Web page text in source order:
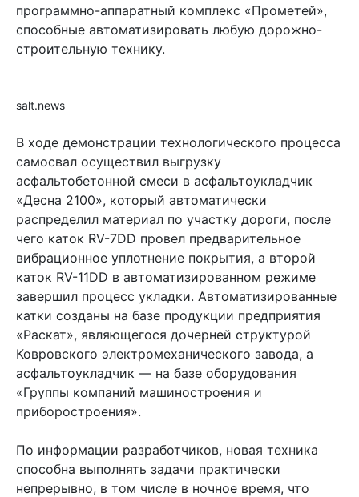
программно-аппаратный комплекс «Прометей»,
способные автоматизировать любую дорожно-
строительную технику.
salt.news
В ходе демонстрации технологического процесса
самосвал осуществил выгрузку
асфальтобетонной смеси в асфальтоукладчик
«Десна 2100», который автоматически
распределил материал по участку дороги, после
чего каток RV-7DD провел предварительное
вибрационное уплотнение покрытия, а второй
каток RV-11DD в автоматизированном режиме
завершил процесс укладки. Автоматизированные
катки созданы на базе продукции предприятия
«Раскат», являющегося дочерней структурой
Ковровского электромеханического завода, а
асфальтоукладчик — на базе оборудования
«Группы компаний машиностроения и
приборостроения».
По информации разработчиков, новая техника
способна выполнять задачи практически
непрерывно, в том числе в ночное время, что